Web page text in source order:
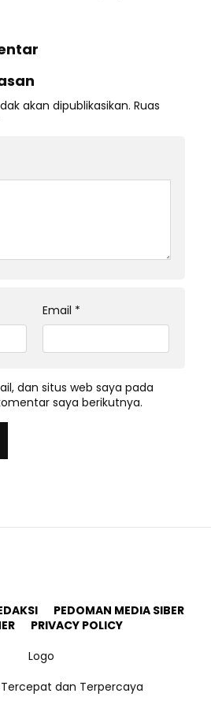
akan dipublikasikan. Ruas
Email *
dan situs web saya pada
saya berikutnya.
PEDOMAN MEDIA SIBER
PRIVACY POLICY
dan Terpercaya